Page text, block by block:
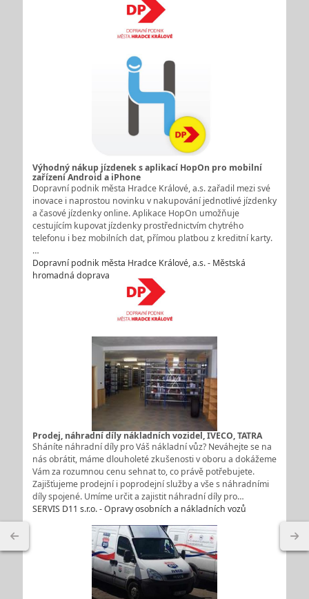
Výhodný nákup jízdenek s aplikací HopOn pro mobilní
zařízení Android a iPhone
Dopravní podnik města Hradce Králové, a.s. zařadil mezi své
inovace i naprostou novinku v nakupování jednotlivé jízdenky
a časové jízdenky online. Aplikace HopOn umožňuje
cestujícím kupovat jízdenky prostřednictvím chytrého
telefonu i bez mobilních dat, přímou platbou z kreditní karty.
…
Dopravní podnik města Hradce Králové, a.s. - Městská
hromadná doprava
Prodej, náhradní díly nákladních vozidel, IVECO, TATRA
Sháníte náhradní díly pro Váš nákladní vůz? Neváhejte se na
nás obrátit, máme dlouholeté zkušenosti v oboru a dokážeme
Vám za rozumnou cenu sehnat to, co právě potřebujete.
Zajišťujeme prodejní i poprodejní služby a vše s náhradními
díly spojené. Umíme určit a zajistit náhradní díly pro…
SERVIS D11 s.r.o. - Opravy osobních a nákladních vozů